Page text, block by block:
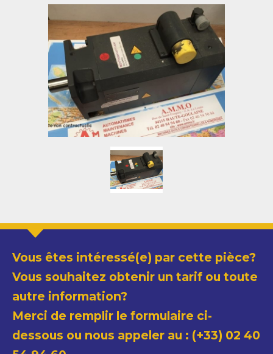
Vous êtes intéressé(e) par cette pièce?
Vous souhaitez obtenir un tarif ou toute
autre information?
Merci de remplir le formulaire ci-
dessous ou nous appeler au : (+33) 02 40